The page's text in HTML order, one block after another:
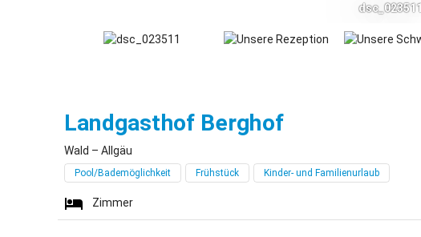
dsc_023511
Landgasthof BerghofWald
Wald – Allgäu
Pool/Bademöglichkeit Frühstück Kinder- und Familienurlaub
Zimmer